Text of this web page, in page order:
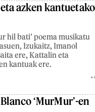
azken kantuetako
hil bati’ poema musikatu
Izukaitz, Imanol
ere, Kattalin eta
kantuak ere.
‘MurMur’-en